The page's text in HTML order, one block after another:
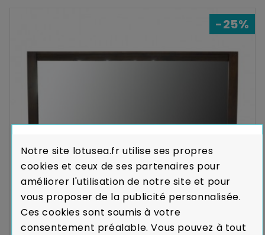
-25%
Miroir Tak 3
HÉVÉA MASSIF
Notre site lotusea.fr utilise ses propres
cookies et ceux de ses partenaires pour
améliorer l'utilisation de notre site et pour
vous proposer de la publicité personnalisée.
Ces cookies sont soumis à votre
consentement préalable. Vous pouvez à tout